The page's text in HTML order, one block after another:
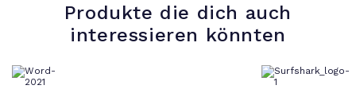
Produkte die dich auch
interessieren könnten